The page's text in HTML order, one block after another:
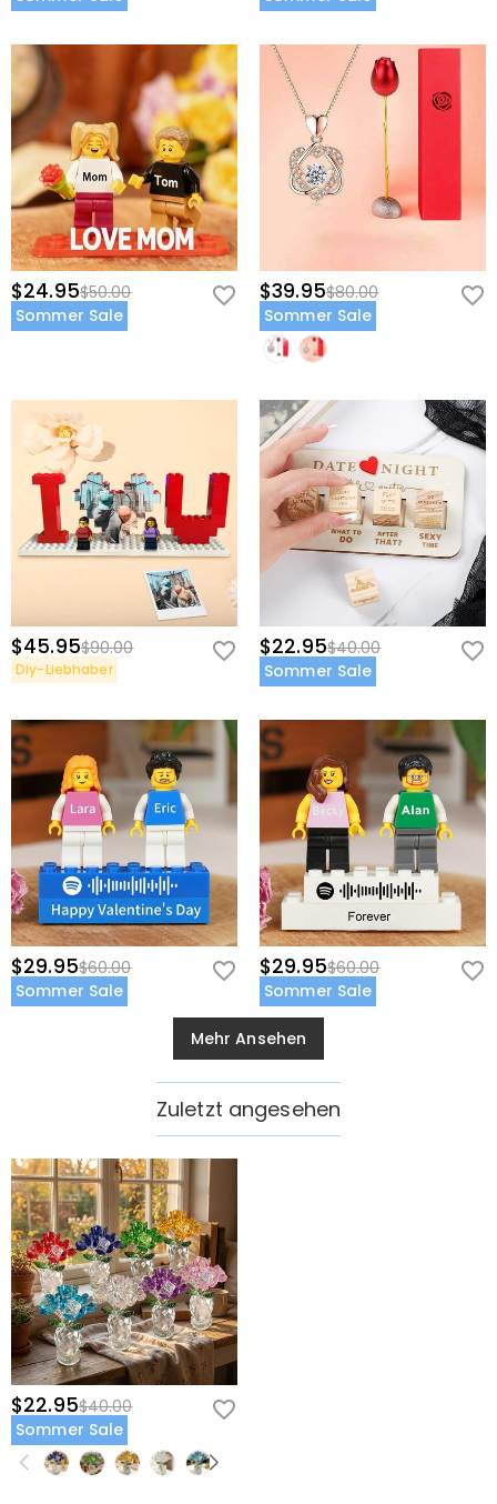
$24.95$50.00
Sommer Sale
$39.95$80.00
Sommer Sale
$45.95$90.00
Diy-Liebhaber
$22.95$40.00
Sommer Sale
$29.95$60.00
Sommer Sale
$29.95$60.00
Sommer Sale
Mehr Ansehen
Zuletzt angesehen
$22.95$40.00
Sommer Sale